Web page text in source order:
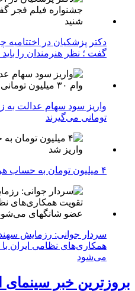
دکتر پزشکیان در
گفت ؛ نظر هنرمندان را باید
تومانی می‌گیرند
۴ میلیون تومان به حساب هر شهروند ایرانی واریز شد
همکاری‌های نظامی ایران
می‌شود
بروزترین خبر سینمای